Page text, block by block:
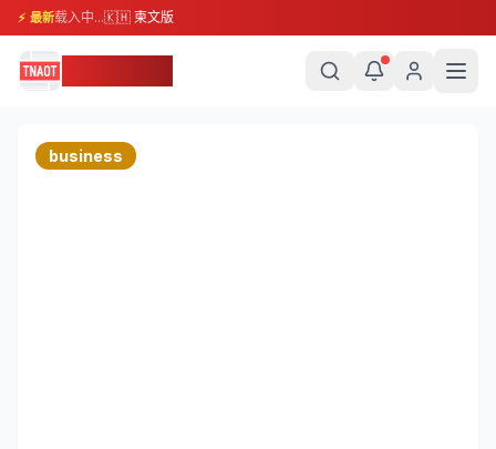
⚡ 最新载入中...🇰🇭 柬文版
business